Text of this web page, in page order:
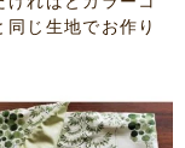
じ生地でお作り